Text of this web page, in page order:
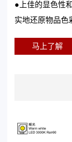
●上佳的显色性
实地还原物品色
马上了解